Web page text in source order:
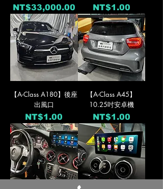
價格
NT$33,000.00 價格
NT$1.00
【A-Class A180】後座
出風口
價格
NT$1.00
【A-Class A45】
10.25吋安卓機
價格
NT$1.00